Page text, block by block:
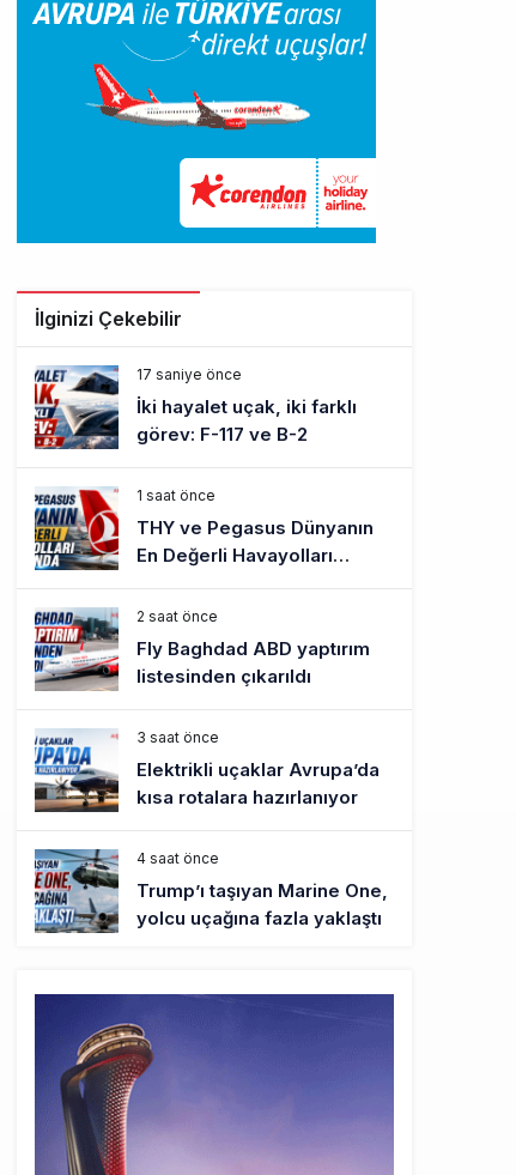
İlginizi Çekebilir
17 saniye önce
İki hayalet uçak, iki farklı
görev: F-117 ve B-2
1 saat önce
THY ve Pegasus Dünyanın
En Değerli Havayolları
Arasında
2 saat önce
Fly Baghdad ABD yaptırım
listesinden çıkarıldı
3 saat önce
Elektrikli uçaklar Avrupa’da
kısa rotalara hazırlanıyor
4 saat önce
Trump’ı taşıyan Marine One,
yolcu uçağına fazla yaklaştı
Emirates A380 yolcu
rahatsızlanınca İstanbul’a
indi
5 saat önce
Emirates’in reddettiği 10
Boeing 777X için United